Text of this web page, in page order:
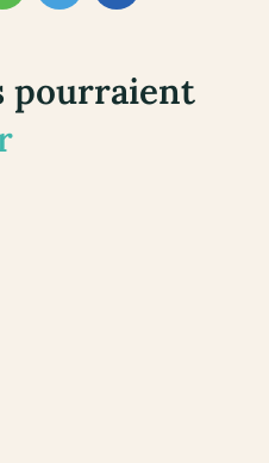
pourraient